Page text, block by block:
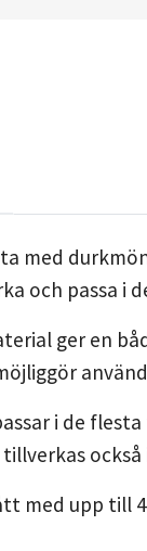
med
och passa i
ger en
i de
med upp till